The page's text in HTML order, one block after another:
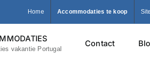
Home Accommodaties te koop
vakantie Portugal
Contact